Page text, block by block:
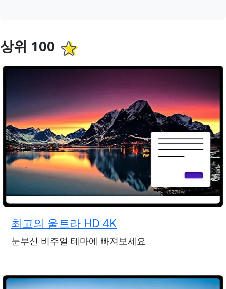
상위 100
최고의 울트라 HD 4K
눈부신 비주얼 테마에 빠져보세요